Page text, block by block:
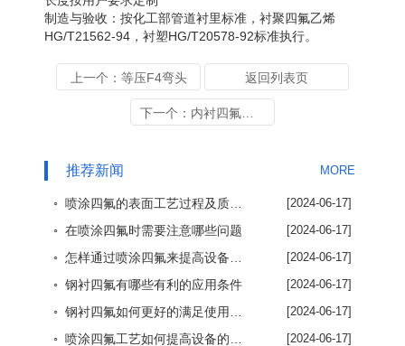
制造与验收：按化工部管道衬里标准，衬聚四氟乙烯
HG/T21562-94，衬塑HG/T20578-92标准执行。
上一个：等压F4弯头 返回列表页
推荐新闻 MORE
[2024-06-17]
◦ 在喷涂四氟时需要注意哪些问题 [2024-06-17]
[2024-06-17]
◦ 钢衬四氟有哪些有利的应用条件 [2024-06-17]
[2024-06-17]
[2024-06-17]